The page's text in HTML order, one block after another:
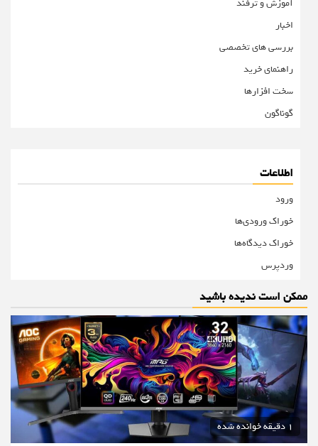
آموزش و ترفند
اخبار
بررسی های تخصصی
راهنمای خرید
سخت افزارها
گوناگون
اطلاعات
ورود
خوراک ورودی‌ها
خوراک دیدگاه‌ها
وردپرس
ممکن است ندیده باشید
1 دقیقه خوانده شده